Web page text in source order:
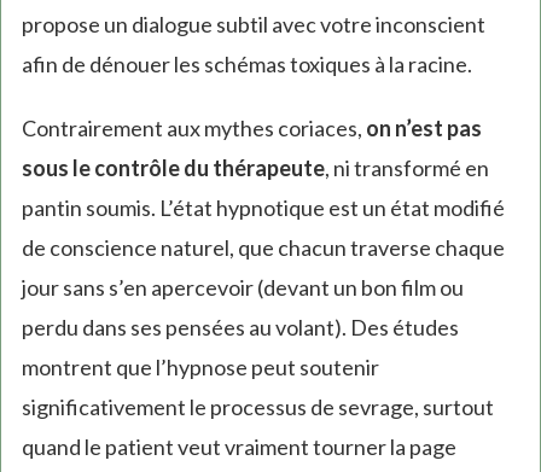
propose un dialogue subtil avec votre inconscient
afin de dénouer les schémas toxiques à la racine.
Contrairement aux mythes coriaces, on n’est pas
sous le contrôle du thérapeute, ni transformé en
pantin soumis. L’état hypnotique est un état modifié
de conscience naturel, que chacun traverse chaque
jour sans s’en apercevoir (devant un bon film ou
perdu dans ses pensées au volant). Des études
montrent que l’hypnose peut soutenir
significativement le processus de sevrage, surtout
quand le patient veut vraiment tourner la page